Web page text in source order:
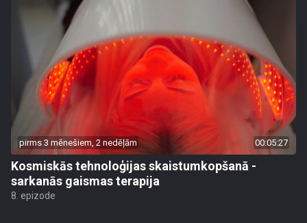
pirms 3 mēnešiem, 2 nedēļām 00:05:27
Kosmiskās tehnoloģijas skaistumkopšanā -
sarkanās gaismas terapija
8. epizode